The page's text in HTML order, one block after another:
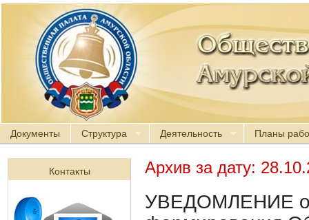
Документы Структура Деятельность Планы
Контакты Архив за дату:
УВЕДОМЛЕНИЕ о